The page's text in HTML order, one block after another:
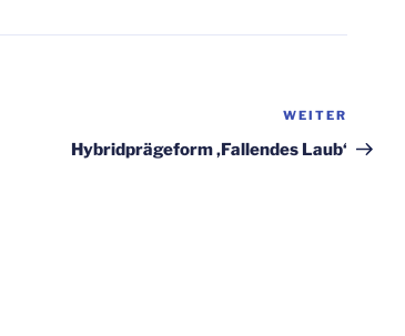
Beitrag
WEITER
Hybridprägeform ‚Fallendes Laub‘